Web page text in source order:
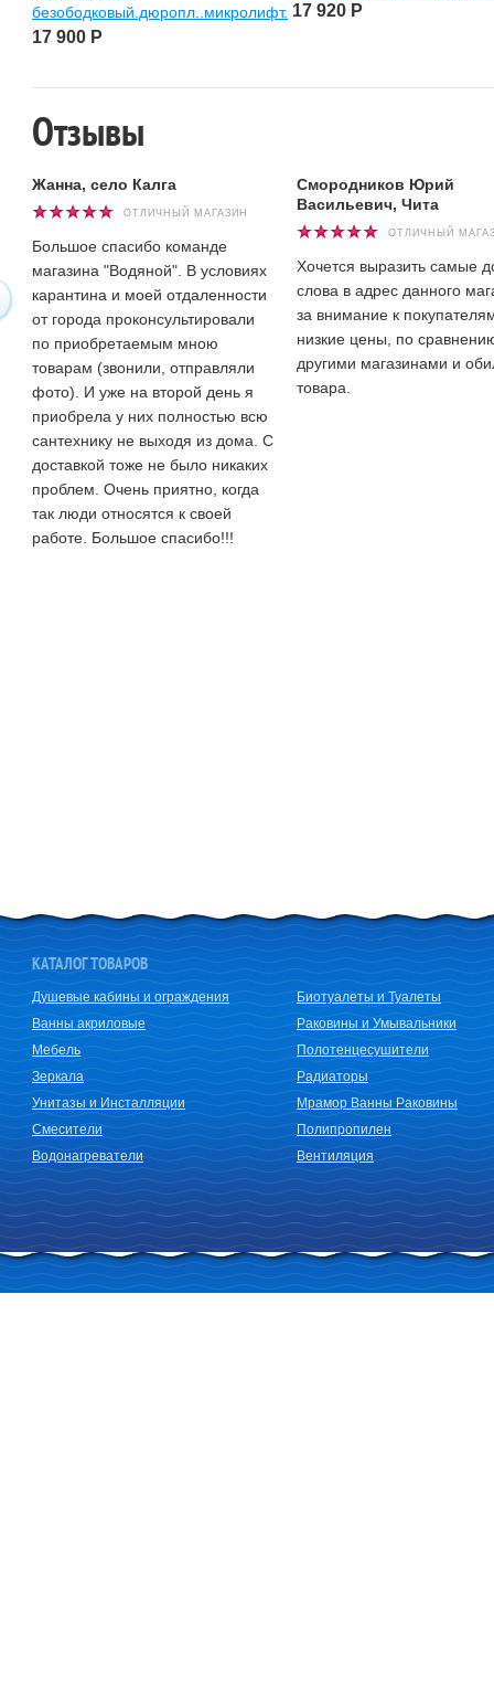
безободковый.дюропл..микролифт.
17 900 Р
17 920 Р
Отзывы
Жанна, село Калга
ОТЛИЧНЫЙ МАГАЗИН
Большое спасибо команде
магазина "Водяной". В условиях
карантина и моей отдаленности
от города проконсультировали
по приобретаемым мною
товарам (звонили, отправляли
фото). И уже на второй день я
приобрела у них полностью всю
сантехнику не выходя из дома. С
доставкой тоже не было никаких
проблем. Очень приятно, когда
так люди относятся к своей
работе. Большое спасибо!!!
Смородников Юрий
Васильевич, Чита
ОТЛИЧНЫЙ
Хочется выразить самые
слова в адрес данного
за внимание к
низкие цены, по
другими магазинами и
товара.
КАТАЛОГ ТОВАРОВ
Душевые кабины и ограждения
Ванны акриловые
Мебель
Зеркала
Унитазы и Инсталляции
Смесители
Водонагреватели
Биотуалеты и Туалеты
Раковины и Умывальники
Полотенцесушители
Радиаторы
Мрамор Ванны Раковины
Полипропилен
Вентиляция